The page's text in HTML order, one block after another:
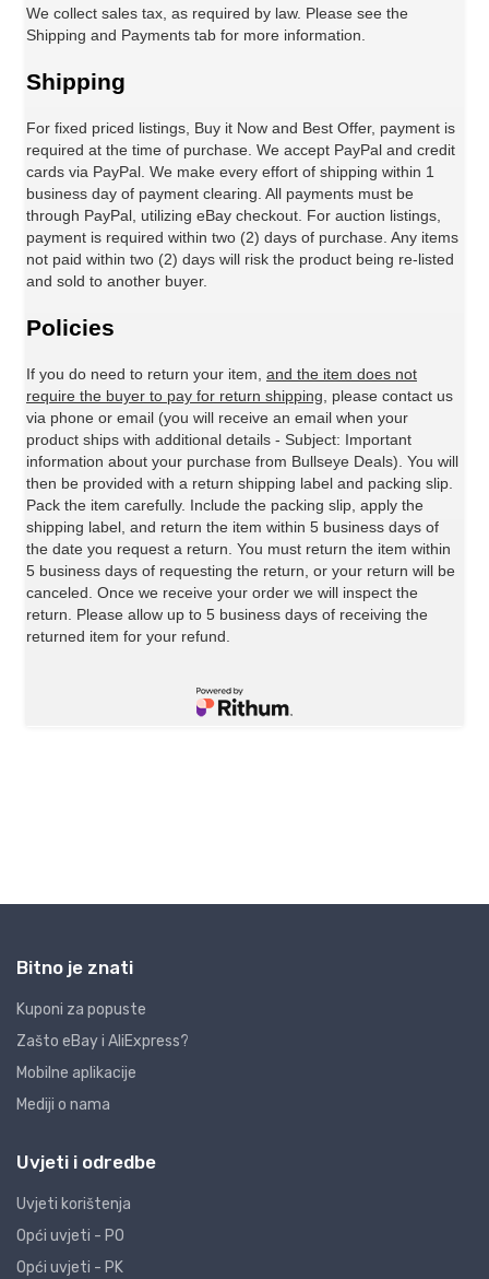
Bitno je znati
Kuponi za popuste
Zašto eBay i AliExpress?
Mobilne aplikacije
Mediji o nama
Uvjeti i odredbe
Uvjeti korištenja
Opći uvjeti - PO
Opći uvjeti - PK